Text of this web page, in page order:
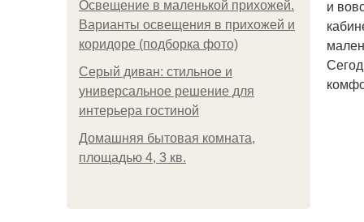
Освещение в маленькой прихожей.
Варианты освещения в прихожей и
коридоре (подборка фото)
Серый диван: стильное и
универсальное решение для
интерьера гостиной
Домашняя бытовая комната,
площадью 4, 3 кв.
и